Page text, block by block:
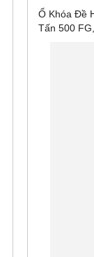
Ổ Khóa Đề
Tấn 500